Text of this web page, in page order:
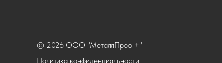
Политика конфиденциальности
© 2026 ООО "МеталлПроф +"